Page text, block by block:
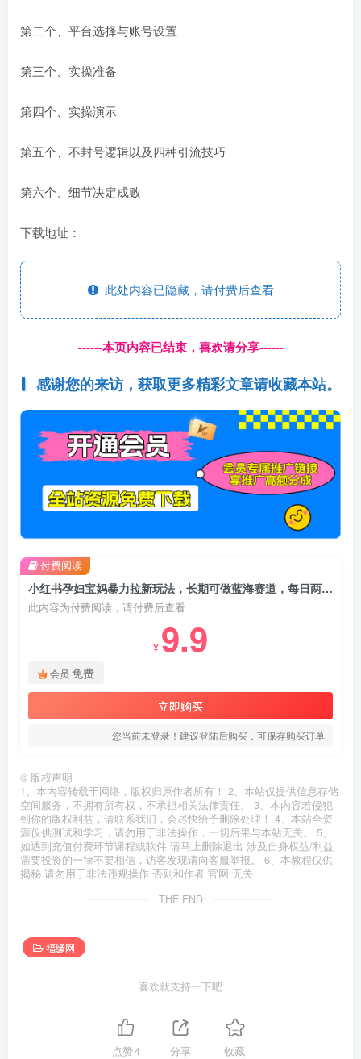
第二个、平台选择与账号设置
第三个、实操准备
第四个、实操演示
第五个、不封号逻辑以及四种引流技巧
第六个、细节决定成败
下载地址：
此处内容已隐藏，请付费后查看
------本页内容已结束，喜欢请分享------
感谢您的来访，获取更多精彩文章请收藏本站。
小红书孕妇宝妈暴力拉新玩法，长期可做蓝海赛道，每日两小时收益500+可批量
此内容为付费阅读，请付费后查看
¥ 9.9
会员 免费
立即购买
您当前未登录！建议登陆后购买，可保存购买订单
付费阅读
© 版权声明
1、本内容转载于网络，版权归原作者所有！ 2、本站仅提供信息存储
空间服务，不拥有所有权，不承担相关法律责任。 3、本内容若侵犯
到你的版权利益，请联系我们，会尽快给予删除处理！ 4、本站全资
源仅供测试和学习，请勿用于非法操作，一切后果与本站无关。 5、
如遇到充值付费环节课程或软件 请马上删除退出 涉及自身权益/利益
需要投资的一律不要相信，访客发现请向客服举报。 6、本教程仅供
揭秘 请勿用于非法违规操作 否则和作者 官网 无关
THE END
福缘网
喜欢就支持一下吧
点赞4 分享 收藏